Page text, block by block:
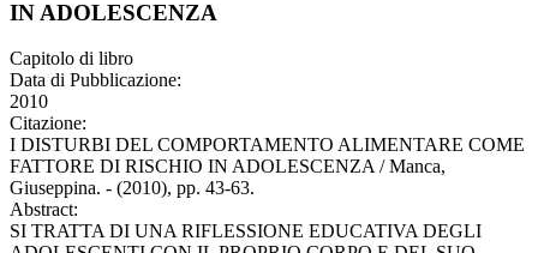
IN ADOLESCENZA
Capitolo di libro
Data di Pubblicazione:
2010
Citazione:
I DISTURBI DEL COMPORTAMENTO ALIMENTARE COME
FATTORE DI RISCHIO IN ADOLESCENZA / Manca,
Giuseppina. - (2010), pp. 43-63.
Abstract:
SI TRATTA DI UNA RIFLESSIONE EDUCATIVA DEGLI